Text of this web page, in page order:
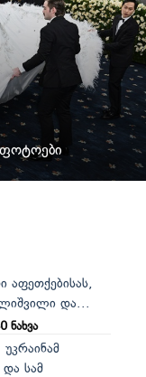
აფეთქებისას,
და...
ნახვა
სამ